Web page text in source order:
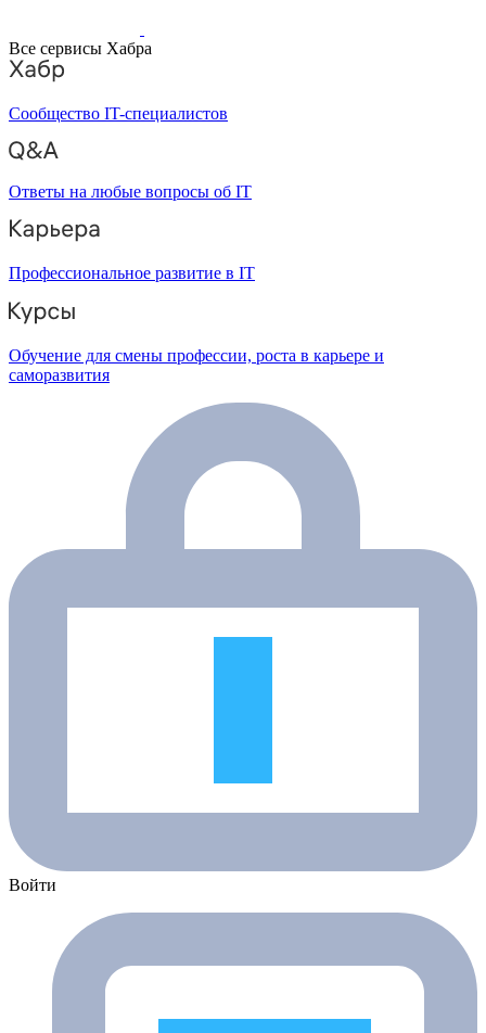
Все сервисы Хабра
Сообщество IT-специалистов
Ответы на любые вопросы об IT
Профессиональное развитие в IT
Обучение для смены профессии, роста в карьере и
саморазвития
Войти